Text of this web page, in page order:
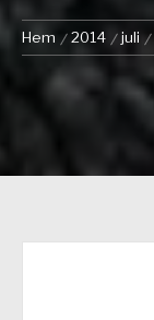
Hem 2014 juli